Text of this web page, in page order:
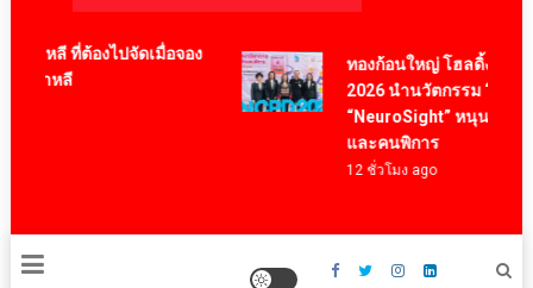
BossMagazinesThailand
าหลี ที่ต้องไปจัดเมื่อจอง
ทองก้อนใหญ่ โฮลดิ้ง ร่วมงาน
2026 นำนวัตกรรม
“NeuroSight” หนุนคุณภาพชี
และคนพิการ
12 ชั่วโมง ago